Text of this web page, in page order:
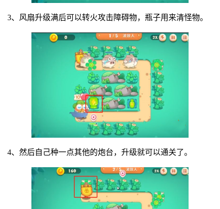
3、风扇升级满后可以转火攻击障碍物，瓶子用来清怪物。
4、然后自己种一点其他的炮台，升级就可以通关了。